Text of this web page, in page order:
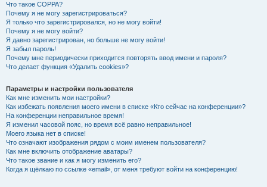
Что такое COPPA?
Почему я не могу зарегистрироваться?
Я только что зарегистрировался, но не могу войти!
Почему я не могу войти?
Я давно зарегистрирован, но больше не могу войти!
Я забыл пароль!
Почему мне периодически приходится повторять ввод имени и пароля?
Что делает функция «Удалить cookies»?
Параметры и настройки пользователя
Как мне изменить мои настройки?
Как избежать появления моего имени в списке «Кто сейчас на конференции»?
На конференции неправильное время!
Я изменил часовой пояс, но время всё равно неправильное!
Моего языка нет в списке!
Что означают изображения рядом с моим именем пользователя?
Как мне включить отображение аватары?
Что такое звание и как я могу изменить его?
Когда я щёлкаю по ссылке «email», от меня требуют войти на конференцию!